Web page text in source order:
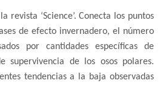
revista ‘Science’. Conecta los puntos
de efecto invernadero, el número
por cantidades específicas de
supervivencia de los osos polares.
tendencias a la baja observadas